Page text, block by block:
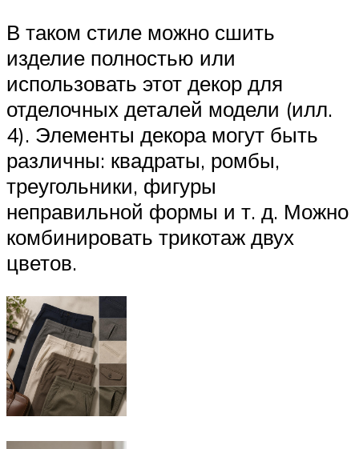
В таком стиле можно сшить
изделие полностью или
использовать этот декор для
отделочных деталей модели (илл.
4). Элементы декора могут быть
различны: квадраты, ромбы,
треугольники, фигуры
неправильной формы и т. д. Можно
комбинировать трикотаж двух
цветов.